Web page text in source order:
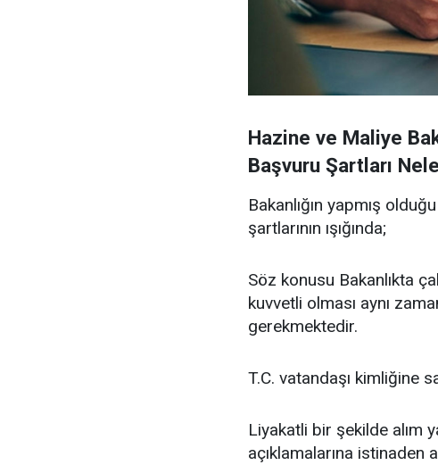
Hazine ve Maliye
Başvuru Şartları
Bakanlığın yapmış
şartlarının ışığında;
Söz konusu Bakanlıkta
kuvvetli olması aynı
gerekmektedir.
T.C. vatandaşı kimliğine
Liyakatli bir şekilde alım
açıklamalarına istinaden